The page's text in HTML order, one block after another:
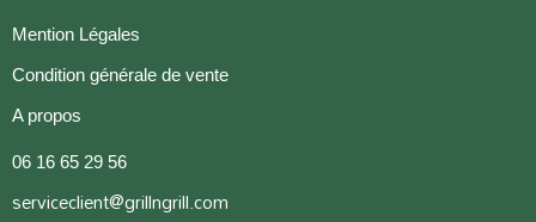
r
Mention Légales
Condition générale de vente
A propos
06 16 65 29 56
serviceclient@grillngrill.com